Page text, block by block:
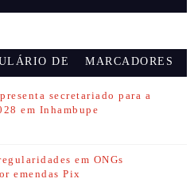
DE MARCADORES
secretariado para a
em Inhambupe
em ONGs
emendas Pix